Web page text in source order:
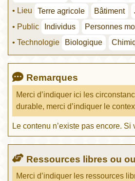
• Lieu
Terre agricole Bâtiment
• Public
Individus
Personnes
• Technologie
Biologique
Remarques
Merci d’indiquer ici les
durable, merci d’indiquer le
Le contenu n’existe pas encore.
Ressources libres ou
Merci d’indiquer les ressources